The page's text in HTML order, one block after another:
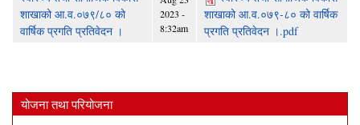
शाखाको आ.व.०७९/८० को
वार्षिक प्रगति प्रतिवेदन ।
2023 -
8:32am
शाखाको आ.व.०७९-८० को वार्षिक
प्रगति प्रतिवेदन ।.pdf
योजना तथा परियोजना